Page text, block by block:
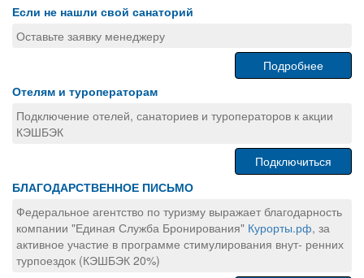
Если не нашли свой санаторий
Оставьте заявку менеджеру
Подробнее
Отелям и туроператорам
Подключение отелей, санаториев и туроператоров к акции
КЭШБЭК
Подключиться
БЛАГОДАРСТВЕННОЕ ПИСЬМО
Федеральное агентство по туризму выражает благодарность
компании "Единая Служба Бронирования" Курорты.рф, за
активное участие в программе стимулирования внут- ренних
турпоездок (КЭШБЭК 20%)